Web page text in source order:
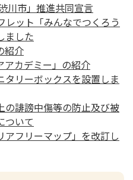
川市」推進共同宣言
レット「みんなでつくろう
ました
紹介
アカデミー」の紹介
タリーボックスを設置しま
の誹謗中傷等の防止及び被
ついて
アフリーマップ」を改訂し